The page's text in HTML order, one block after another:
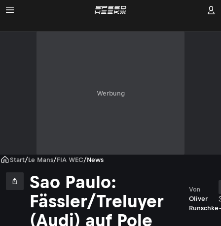
Werbung
Start/Le Mans/FIA WEC/News
Sao Paulo:
Fässler/Treluyer
(Audi) auf Pole
Oliver
Runschke
Von